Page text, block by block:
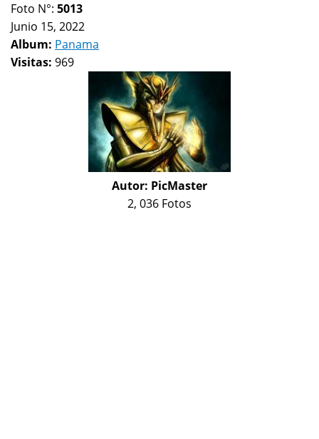
Foto N°: 5013
Junio 15, 2022
Album: Panama
Visitas: 969
Autor: PicMaster
2, 036 Fotos